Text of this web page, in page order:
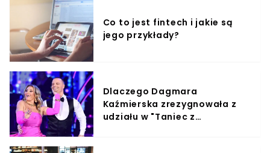
Co to jest fintech i jakie są
jego przykłady?
Dlaczego Dagmara
Kaźmierska zrezygnowała z
udziału w "Taniec z